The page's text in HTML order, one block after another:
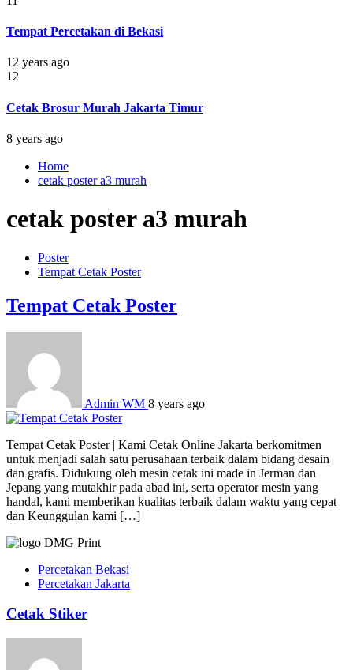
Tempat Percetakan di Bekasi
12 years ago
12
Cetak Brosur Murah Jakarta Timur
8 years ago
Home
cetak poster a3 murah
cetak poster a3 murah
Poster
Tempat Cetak Poster
Tempat Cetak Poster
Admin WM 8 years ago
Tempat Cetak Poster | Kami Cetak Online Jakarta berkomitmen
untuk menjadi salah satu perusahaan terbaik dalam bidang desain
dan grafis. Didukung oleh mesin cetak ini made in Jerman dan
Jepang yang mutakhir pada abad ini, serta operator mesin yang
handal, kami memberikan kualitas terbaik dalam waktu yang cepat
dan Keunggulan kami […]
Percetakan Bekasi
Percetakan Jakarta
Cetak Stiker